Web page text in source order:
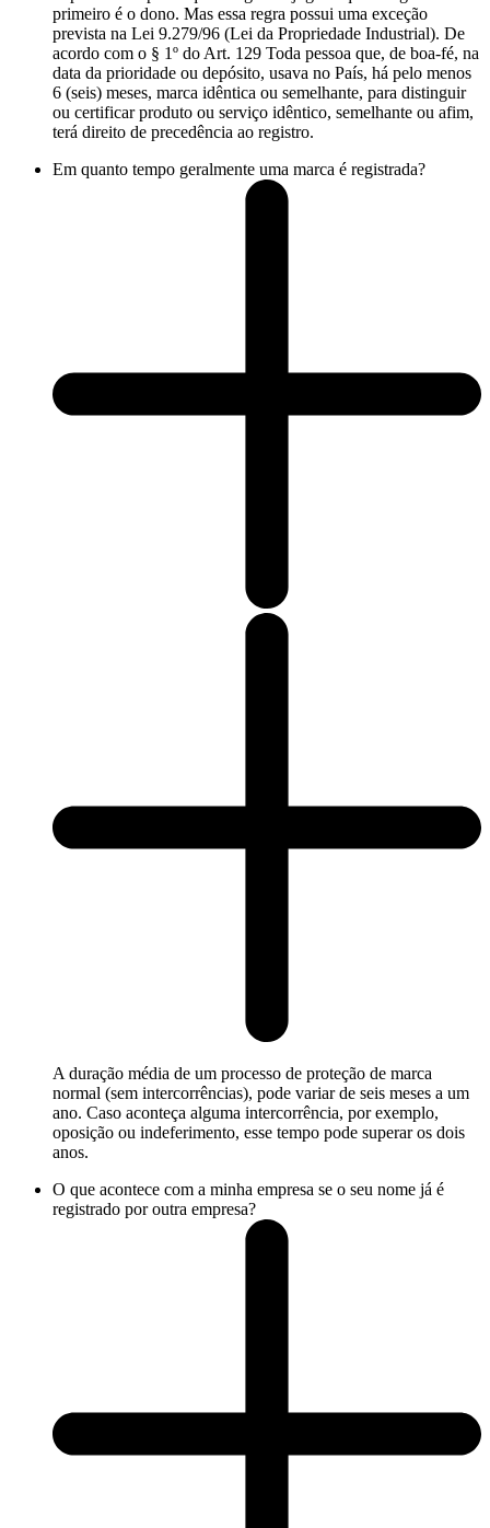
primeiro é o dono. Mas essa regra possui uma exceção
prevista na Lei 9.279/96 (Lei da Propriedade Industrial). De
acordo com o § 1º do Art. 129 Toda pessoa que, de boa-fé, na
data da prioridade ou depósito, usava no País, há pelo menos
6 (seis) meses, marca idêntica ou semelhante, para distinguir
ou certificar produto ou serviço idêntico, semelhante ou afim,
terá direito de precedência ao registro.
Em quanto tempo geralmente uma marca é registrada?
A duração média de um processo de proteção de marca
normal (sem intercorrências), pode variar de seis meses a um
ano. Caso aconteça alguma intercorrência, por exemplo,
oposição ou indeferimento, esse tempo pode superar os dois
anos.
O que acontece com a minha empresa se o seu nome já é
registrado por outra empresa?